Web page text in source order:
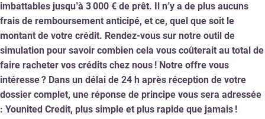
imbattables jusqu’à 3 000 € de prêt. Il n’y a de plus aucuns
frais de remboursement anticipé, et ce, quel que soit le
montant de votre crédit. Rendez-vous sur notre outil de
simulation pour savoir combien cela vous coûterait au total de
faire racheter vos crédits chez nous ! Notre offre vous
intéresse ? Dans un délai de 24 h après réception de votre
dossier complet, une réponse de principe vous sera adressée
: Younited Credit, plus simple et plus rapide que jamais !